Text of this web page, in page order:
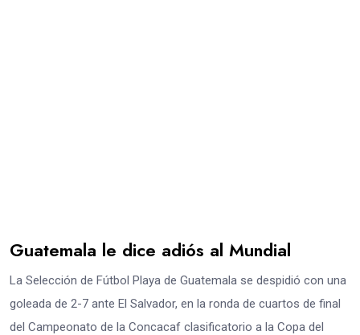
Guatemala le dice adiós al Mundial
La Selección de Fútbol Playa de Guatemala se despidió con una
goleada de 2-7 ante El Salvador, en la ronda de cuartos de final
del Campeonato de la Concacaf clasificatorio a la Copa del